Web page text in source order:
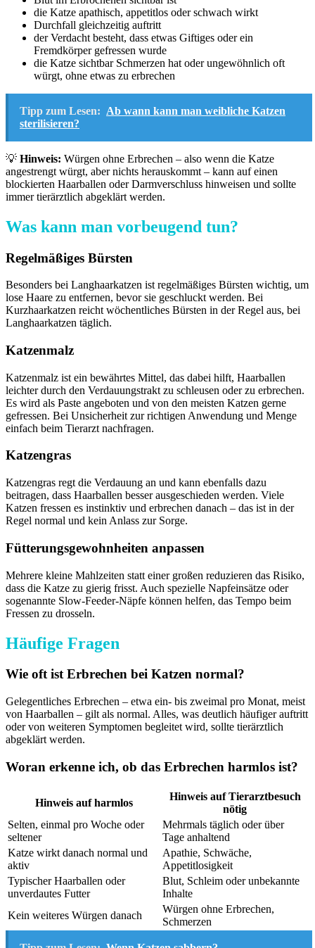
die Katze apathisch, appetitlos oder schwach wirkt
Durchfall gleichzeitig auftritt
der Verdacht besteht, dass etwas Giftiges oder ein
Fremdkörper gefressen wurde
die Katze sichtbar Schmerzen hat oder ungewöhnlich oft
würgt, ohne etwas zu erbrechen
Tipp zum Lesen: Ab wann kann man weibliche Katzen
sterilisieren?
💡 Hinweis: Würgen ohne Erbrechen – also wenn die Katze
angestrengt würgt, aber nichts herauskommt – kann auf einen
blockierten Haarballen oder Darmverschluss hinweisen und sollte
immer tierärztlich abgeklärt werden.
Was kann man vorbeugend tun?
Regelmäßiges Bürsten
Besonders bei Langhaarkatzen ist regelmäßiges Bürsten wichtig, um
lose Haare zu entfernen, bevor sie geschluckt werden. Bei
Kurzhaarkatzen reicht wöchentliches Bürsten in der Regel aus, bei
Langhaarkatzen täglich.
Katzenmalz
Katzenmalz ist ein bewährtes Mittel, das dabei hilft, Haarballen
leichter durch den Verdauungstrakt zu schleusen oder zu erbrechen.
Es wird als Paste angeboten und von den meisten Katzen gerne
gefressen. Bei Unsicherheit zur richtigen Anwendung und Menge
einfach beim Tierarzt nachfragen.
Katzengras
Katzengras regt die Verdauung an und kann ebenfalls dazu
beitragen, dass Haarballen besser ausgeschieden werden. Viele
Katzen fressen es instinktiv und erbrechen danach – das ist in der
Regel normal und kein Anlass zur Sorge.
Fütterungsgewohnheiten anpassen
Mehrere kleine Mahlzeiten statt einer großen reduzieren das Risiko,
dass die Katze zu gierig frisst. Auch spezielle Napfeinsätze oder
sogenannte Slow-Feeder-Näpfe können helfen, das Tempo beim
Fressen zu drosseln.
Häufige Fragen
Wie oft ist Erbrechen bei Katzen normal?
Gelegentliches Erbrechen – etwa ein- bis zweimal pro Monat, meist
von Haarballen – gilt als normal. Alles, was deutlich häufiger auftritt
oder von weiteren Symptomen begleitet wird, sollte tierärztlich
abgeklärt werden.
Woran erkenne ich, ob das Erbrechen harmlos ist?
Hinweis auf harmlos
Hinweis auf Tierarztbesuch
nötig
Selten, einmal pro Woche oder
seltener
Mehrmals täglich oder über
Tage anhaltend
Katze wirkt danach normal und
aktiv
Apathie, Schwäche,
Appetitlosigkeit
Typischer Haarballen oder
unverdautes Futter
Blut, Schleim oder unbekannte
Inhalte
Kein weiteres Würgen danach
Würgen ohne Erbrechen,
Schmerzen